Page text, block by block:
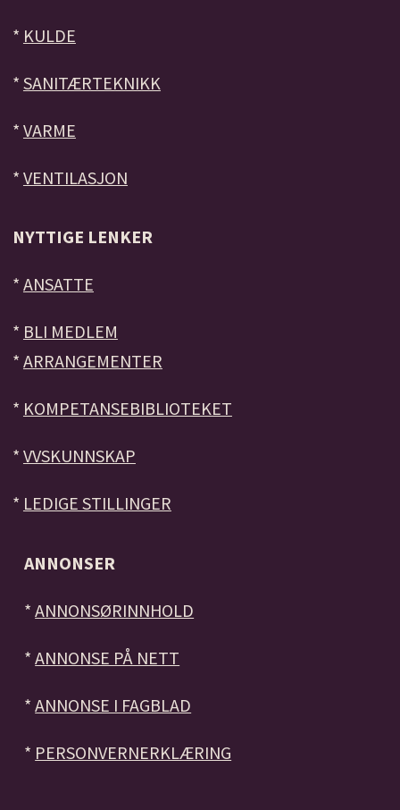
* KULDE
* SANITÆRTEKNIKK
* VARME
* VENTILASJON
NYTTIGE LENKER
* ANSATTE
* BLI MEDLEM
* ARRANGEMENTER
* KOMPETANSEBIBLIOTEKET
* VVSKUNNSKAP
* LEDIGE STILLINGER
ANNONSER
*ANNONSØRINNHOLD
*ANNONSE PÅ NETT
*ANNONSE I FAGBLAD
* PERSONVERNERKLÆRING